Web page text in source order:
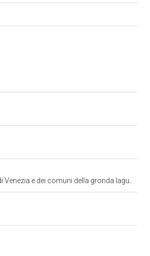
e dei comuni della gronda lagunare